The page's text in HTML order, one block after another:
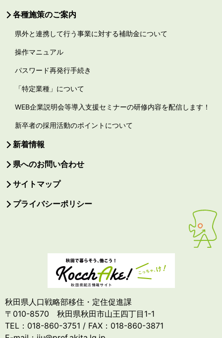
各種施策のご案内
県外と連携して行う事業に対する補助金について
操作マニュアル
パスワード再発行手続き
「特定業種」について
WEB企業説明会等導入支援セミナーの研修内容を配信します！
新卒者の採用活動のポイントについて
新着情報
県へのお問い合わせ
サイトマップ
プライバシーポリシー
秋田県人口戦略部移住・定住促進課
〒010-8570 秋田県秋田市山王四丁目1-1
TEL：018-860-3751 / FAX：018-860-3871